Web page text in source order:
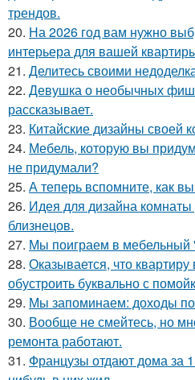
трендов.
20. На 2026 год вам нужно
интерьера для вашей
21. Делитесь своими
22. Девушка о необычных
рассказывает.
23. Китайские дизайны своей
24. Мебель, которую вы
не придумали?
25. А теперь вспомните, как
26. Идея для дизайна
близнецов.
27. Мы поиграем в мебельный
28. Оказывается, что
обустроить буквально с
29. Мы запоминаем: доходы
30. Вообще не смейтесь, но
ремонта работают.
31. Французы отдают дома за